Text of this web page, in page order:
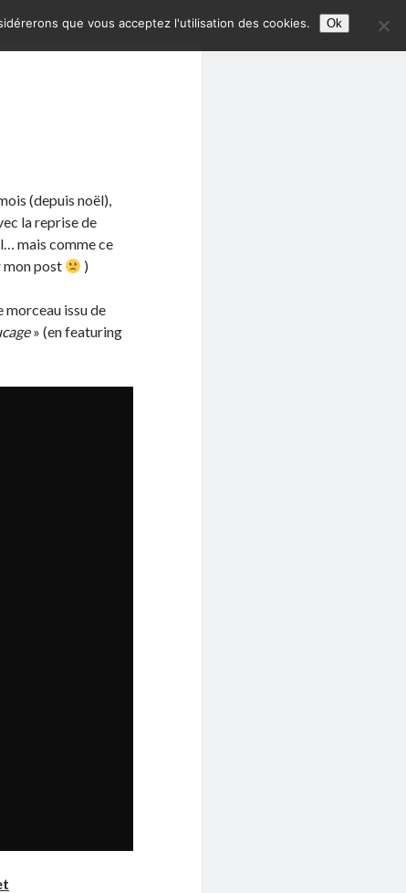
(depuis noël),
la reprise de
mais comme ce
mon post )
morceau issu de
» (en featuring
que vous acceptez l'utilisation des cookies. Ok